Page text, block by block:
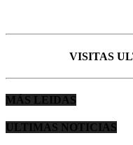
VISITAS
MÁS LEIDAS
ULTIMAS NOTICIAS